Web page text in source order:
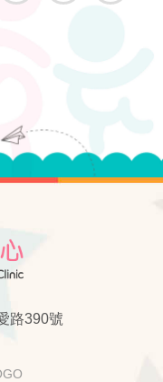
路390號